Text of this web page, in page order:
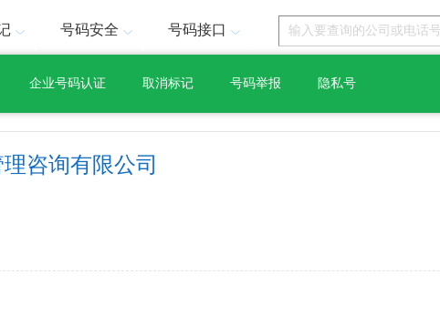
号码安全 号码接口
企业号码认证 取消标记 号码举报 隐私号
咨询有限公司